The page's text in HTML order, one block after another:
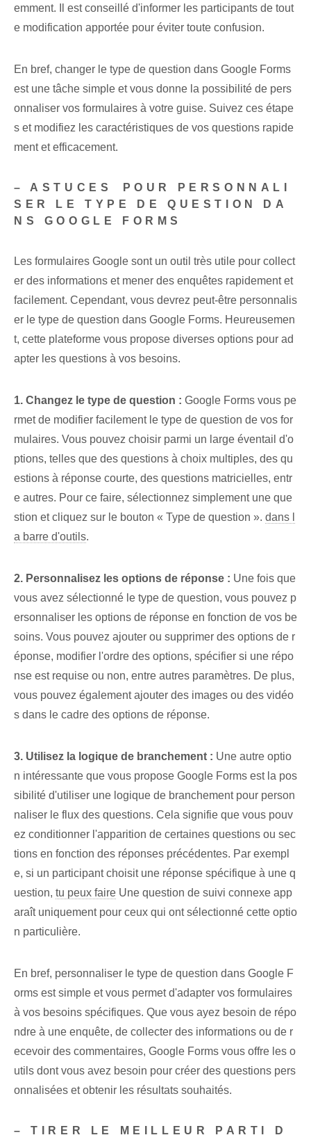
emment. Il est conseillé d'informer les participants de tout
e modification apportée pour éviter toute confusion.
En bref, changer le type de question dans Google Forms
est une tâche simple et vous donne la possibilité de pers
onnaliser vos formulaires à votre guise. Suivez ces étape
s et modifiez les caractéristiques de vos questions rapide
ment et efficacement.
– ASTUCES ⁢POUR PERSONNALI
SER LE TYPE DE QUESTION DA
NS GOOGLE FORMS
Les formulaires Google⁣ sont un outil très utile pour⁢ collect
er des informations et mener des enquêtes rapidement et
facilement. Cependant, vous devrez peut-être personnalis
er le type de question dans Google Forms. Heureusemen
t, cette plateforme vous propose diverses options pour ad
apter les questions à vos besoins.
1. Changez le type de question : Google Forms vous pe
rmet de modifier facilement le type de question de vos for
mulaires. Vous pouvez choisir parmi un large éventail d'o
ptions, telles que des questions à choix multiples, des qu
estions à réponse courte, des questions matricielles, entr
e autres. Pour ce faire, sélectionnez simplement une que
stion et cliquez sur le bouton « Type de question ». dans l
a barre d'outils.
2. Personnalisez les options de réponse : Une fois que
vous avez sélectionné le type de question, vous pouvez p
ersonnaliser⁤ les options de réponse en fonction de vos be
soins. Vous pouvez ajouter ou supprimer des options de r
éponse, modifier l'ordre des options, spécifier si une répo
nse est requise ou non, entre autres paramètres. De plus,
vous pouvez également ajouter des images⁤ ou des ⁣vidéo
s⁤ dans le cadre des options de réponse.
3. Utilisez la logique de branchement : Une autre optio
n intéressante que vous propose Google Forms est la pos
sibilité d'utiliser une logique de branchement pour person
naliser le flux des questions. Cela signifie que vous pouv
ez conditionner l'apparition de certaines questions ou sec
tions en fonction des réponses précédentes. Par exempl
e, si un participant choisit une réponse spécifique à une q
uestion, tu peux faire Une question de suivi connexe app
araît uniquement pour ceux qui ont sélectionné cette optio
n particulière.
En bref, personnaliser le type de question dans Google F
orms est simple et vous permet d'adapter vos formulaires
à vos besoins spécifiques. Que vous ayez besoin de répo
ndre à une enquête, de collecter des informations ou de r
ecevoir des commentaires, Google Forms vous offre les o
utils dont vous avez besoin pour créer des questions pers
onnalisées et obtenir les résultats souhaités.
– TIRER LE MEILLEUR PARTI D